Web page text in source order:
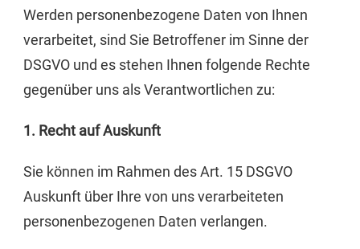
Werden personenbezogene Daten von Ihnen
verarbeitet, sind Sie Betroffener im Sinne der
DSGVO und es stehen Ihnen folgende Rechte
gegenüber uns als Verantwortlichen zu:
1. Recht auf Auskunft
Sie können im Rahmen des Art. 15 DSGVO
Auskunft über Ihre von uns verarbeiteten
personenbezogenen Daten verlangen.